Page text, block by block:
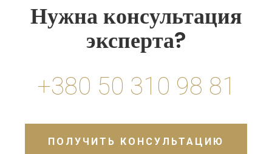
Нужна консультация
эксперта?
+380 50 310 98 81
ПОЛУЧИТЬ КОНСУЛЬТАЦИЮ